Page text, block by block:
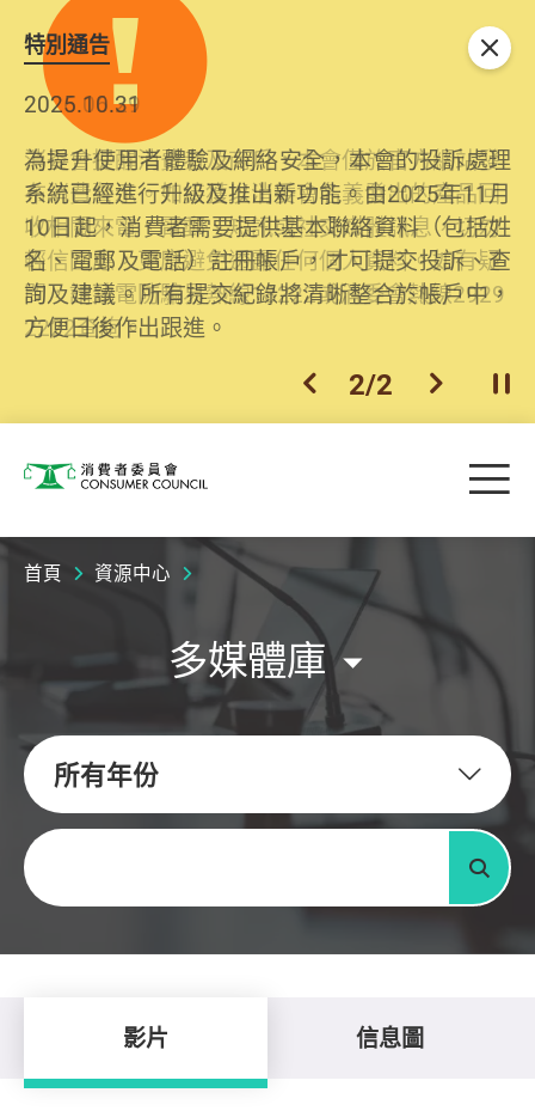
特別通告
2026.06.29
消委會提醒消費者及商戶，本會僅於官方網站發
布消費警示。如接獲以消委會名義發出的產品回
收相關來電、電郵、短訊或社交媒體訊息，切勿
輕信回應，更應避免透露任何個人資料。如有疑
問，請致電防騙易熱線18222或消委會熱線2929
2222查詢。
2025.10.31
為提升使用者體驗及網絡安全，本會的投訴處理
系統已經進行升級及推出新功能。由2025年11月
10日起，消費者需要提供基本聯絡資料（包括姓
名、電郵及電話）註冊帳戶，才可提交投訴、查
詢及建議。所有提交紀錄將清晰整合於帳戶中，
方便日後作出跟進。
上一個
2/2 下一個開
關閉
消費者委員會 目
首頁 資源中心
多媒體庫
所有年份
關鍵字
搜尋
影片 信息圖